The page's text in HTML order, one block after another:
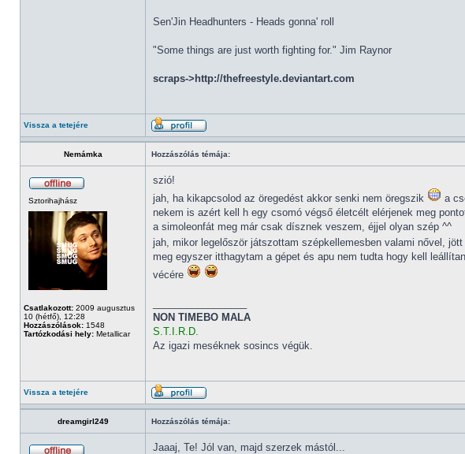
Sen'Jin Headhunters - Heads gonna' roll
"Some things are just worth fighting for." Jim Raynor
scraps->http://thefreestyle.deviantart.com
Vissza a tetejére
Nemámka Hozzászólás témája:
Sztorihajhász
Csatlakozott: 2009 augusztus
10 (hétfő), 12:28
Hozzászólások: 1548
Tartózkodási hely: Metallicar
szió!
jah, ha kikapcsolod az öregedést akkor senki nem öregszik
a
nekem is azért kell h egy csomó végső életcélt elérjenek meg
a simoleonfát meg már csak dísznek veszem, éjjel olyan szép ^^
jah, mikor legelőször játszottam szépkellemesben valami nővel,
meg egyszer itthagytam a gépet és apu nem tudta hogy kell
vécére
NON TIMEBO MALA
S.T.I.R.D.
Az igazi meséknek sosincs végük.
Vissza a tetejére
dreamgirl249 Hozzászólás témája:
Jaaaj, Te! Jól van, majd szerzek mástól...